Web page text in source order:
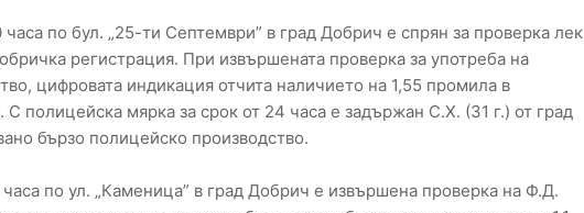
по бул. „25-ти Септември” в град Добрич е спрян за проверка лек
регистрация. При извършената проверка за употреба на
цифровата индикация отчита наличието на 1,55 промила в
С полицейска мярка за срок от 24 часа е задържан С.Х. (31 г.) от град
бързо полицейско производство.
по ул. „Каменица” в град Добрич е извършена проверка на Ф.Д.